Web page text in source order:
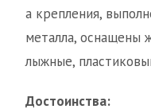
а крепления,
металла, оснащены
лыжные,
Достоинства: